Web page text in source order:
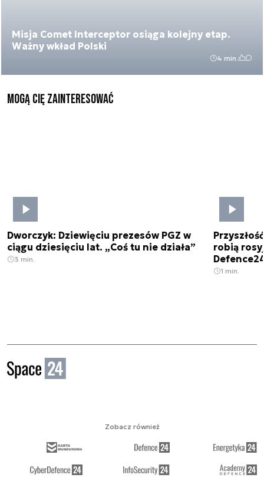
Misja Comet Interceptor osiąga kolejny etap.
Ważny wkład Polski
4 min.
Mogą Cię zainteresować
Dworczyk: Dziewięciu prezesów PGZ w
ciągu dziesięciu lat. „Coś tu nie działa”
3 min.
robią
1 min.
Zobacz również